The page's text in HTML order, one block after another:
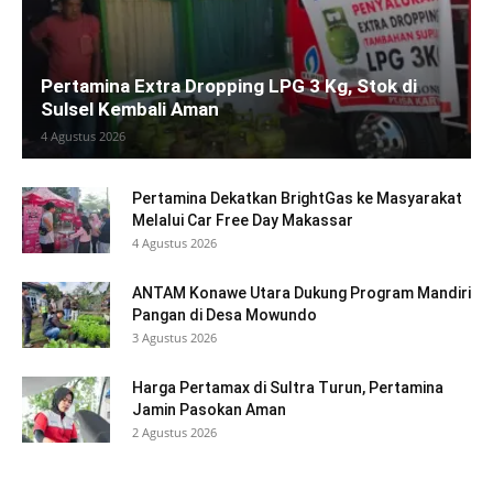
Pertamina Extra Dropping LPG 3 Kg, Stok di
Sulsel Kembali Aman
4 Agustus 2026
Pertamina Dekatkan BrightGas ke Masyarakat
Melalui Car Free Day Makassar
4 Agustus 2026
ANTAM Konawe Utara Dukung Program Mandiri
Pangan di Desa Mowundo
3 Agustus 2026
Harga Pertamax di Sultra Turun, Pertamina
Jamin Pasokan Aman
2 Agustus 2026